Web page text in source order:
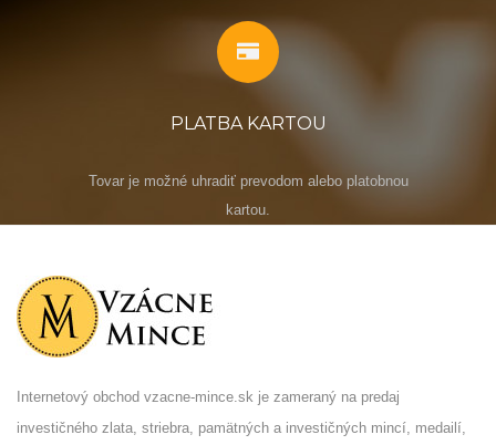
PLATBA KARTOU
Tovar je možné uhradiť prevodom alebo platobnou
kartou.
Internetový obchod vzacne-mince.sk je zameraný na predaj
investičného zlata, striebra, pamätných a investičných mincí, medailí,